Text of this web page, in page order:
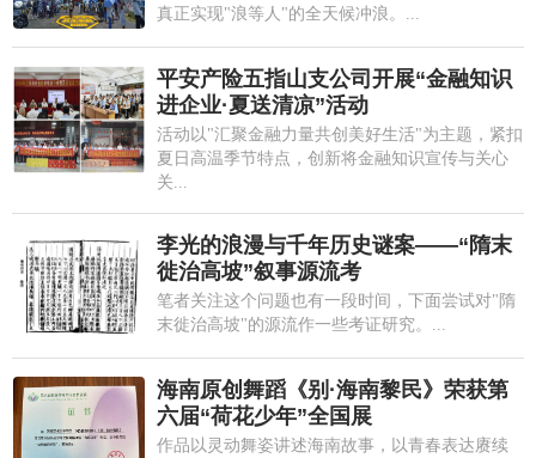
真正实现"浪等人"的全天候冲浪。...
平安产险五指山支公司开展“金融知识
进企业·夏送清凉”活动
活动以"汇聚金融力量共创美好生活"为主题，紧扣
夏日高温季节特点，创新将金融知识宣传与关心
关...
李光的浪漫与千年历史谜案——“隋末
徙治高坡”叙事源流考
笔者关注这个问题也有一段时间，下面尝试对"隋
末徙治高坡"的源流作一些考证研究。...
海南原创舞蹈《别·海南黎民》荣获第
六届“荷花少年”全国展
作品以灵动舞姿讲述海南故事，以青春表达赓续